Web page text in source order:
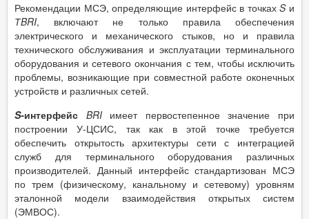
Рекомендации МСЭ, определяющие интерфейс в точкахSи
ТBRI, включают не только правила обеспечения
электрического и механического стыков, но и правила
технического обслуживания и эксплуатации терминального
оборудования и сетевого окончания с тем, чтобы исключить
проблемы, возникающие при совместной работе оконечных
устройств и различных сетей.
S-интерфейс BRIимеет первостепенное значение при
построении У-ЦСИС, так как в этой точке требуется
обеспечить открытость архитектуры сети с интеграцией
служб для терминального оборудования различных
производителей. Данный интерфейс стандартизован МСЭ
по трем (физическому, канальному и сетевому) уровням
эталонной модели взаимодействия открытых систем
(ЭМВОС).